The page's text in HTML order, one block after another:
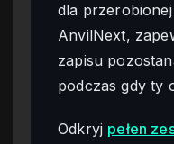
dla
AnvilNext,
zapisu
podczas gdy ty
Odkryj pełen